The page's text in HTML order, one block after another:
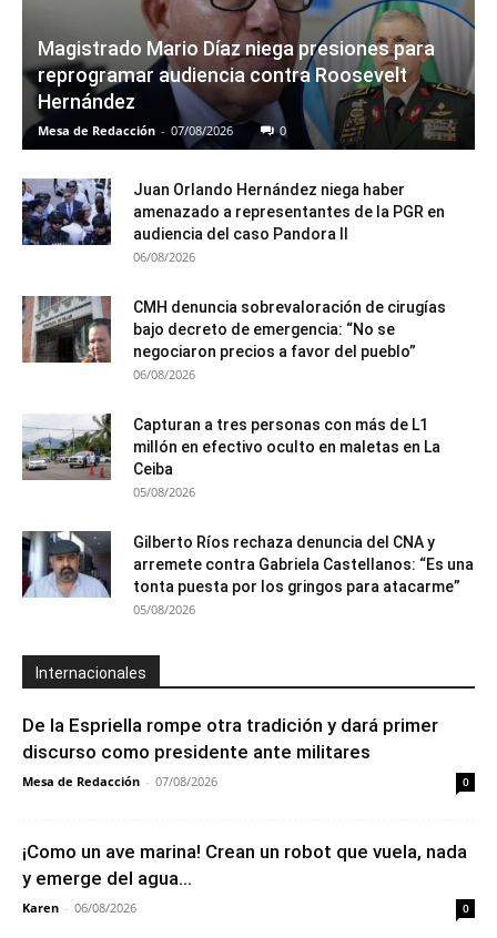
Magistrado Mario Díaz niega presiones para
reprogramar audiencia contra Roosevelt
Hernández
Mesa de Redacción - 07/08/2026 0
Juan Orlando Hernández niega haber
amenazado a representantes de la PGR en
audiencia del caso Pandora II
06/08/2026
CMH denuncia sobrevaloración de cirugías
bajo decreto de emergencia: “No se
negociaron precios a favor del pueblo”
06/08/2026
Capturan a tres personas con más de L1
millón en efectivo oculto en maletas en La
Ceiba
05/08/2026
Gilberto Ríos rechaza denuncia del CNA y
arremete contra Gabriela Castellanos: “Es una
tonta puesta por los gringos para atacarme”
05/08/2026
Internacionales
De la Espriella rompe otra tradición y dará primer
discurso como presidente ante militares
Mesa de Redacción - 07/08/2026 0
¡Como un ave marina! Crean un robot que vuela, nada
y emerge del agua...
Karen - 06/08/2026 0